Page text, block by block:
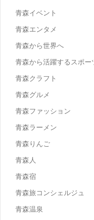
青森イベント
青森エンタメ
青森から世界へ
青森から活躍するスポー
青森クラフト
青森グルメ
青森ファッション
青森ラーメン
青森りんご
青森人
青森宿
青森旅コンシェルジュ
青森温泉